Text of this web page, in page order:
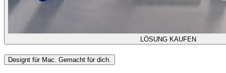
LÖSUNG KAUFEN
Designt für Mac. Gemacht für dich.